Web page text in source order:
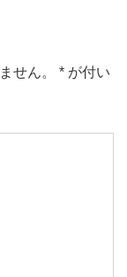
せん。 * が付い